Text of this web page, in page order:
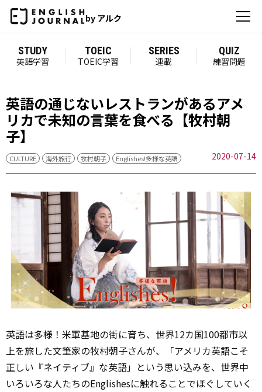
by アルク
STUDY
英語学習
TOEIC
TOEIC学習
SERIES
連載
QUIZ
練習問題
英語の通じないレストランがあるアメ
リカで未知の言葉を食べる【牧村朝
子】
CULTURE 海外旅行 牧村朝子 Englishes!多様な英語 2020-07-14
英語は多様！米軍基地の街に育ち、世界12カ国100都市以
上を旅した文筆家の牧村朝子さんが、「アメリカ英語こそ
正しい『ネイティブ』な英語」という思い込みを、世界中
いろいろな人たちのEnglishesに触れることでほぐしていく